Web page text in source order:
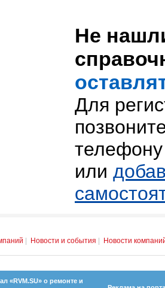
Не
Для
или
Новости и события Новости
«RVM.SU» о ремонте и